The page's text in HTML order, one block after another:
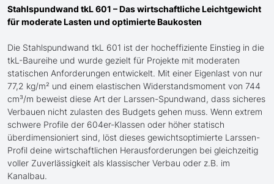
Stahlspundwand tkL 601 – Das wirtschaftliche Leichtgewicht
für moderate Lasten und optimierte Baukosten
Die Stahlspundwand tkL 601 ist der hocheffiziente Einstieg in die
tkL-Baureihe und wurde gezielt für Projekte mit moderaten
statischen Anforderungen entwickelt. Mit einer Eigenlast von nur
77,2 kg/m² und einem elastischen Widerstandsmoment von 744
cm³/m beweist diese Art der Larssen-Spundwand, dass sicheres
Verbauen nicht zulasten des Budgets gehen muss. Wenn extrem
schwere Profile der 604er-Klassen oder höher statisch
überdimensioniert sind, löst dieses gewichtsoptimierte Larssen-
Profil deine wirtschaftlichen Herausforderungen bei gleichzeitig
voller Zuverlässigkeit als klassischer Verbau oder z.B. im
Kanalbau.